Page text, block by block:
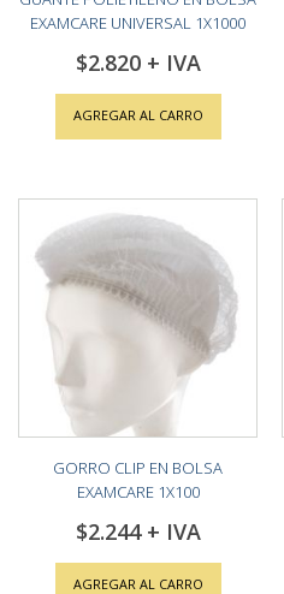
EXAMCARE UNIVERSAL 1X1000
$2.820
AGREGAR AL CARRO
GORRO CLIP EN BOLSA
EXAMCARE 1X100
$2.244
AGREGAR AL CARRO